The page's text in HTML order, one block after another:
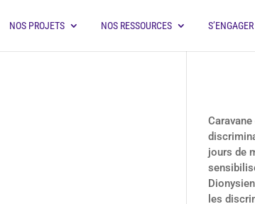
NOS PROJETS NOS RESSOURCES S’ENGAGER
jours de
les